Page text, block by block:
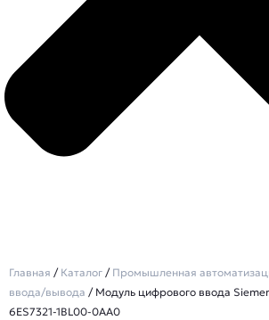
Главная / Каталог / Промышленная
ввода/вывода / Модуль цифрового ввода
6ES7321-1BL00-0AA0